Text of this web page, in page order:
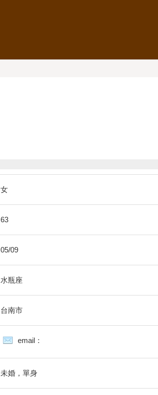
女
63
05/09
水瓶座
台南市
email：
未婚，單身